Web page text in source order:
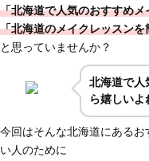
「北海道で人気のおすすめ
「北海道のメイクレッスン
と思っていませんか？
北海道で人
ら嬉しいよ
今回はそんな北海道にある
い人のために